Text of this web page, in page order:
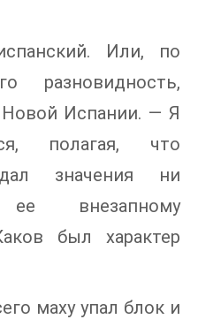
Или, по
разновидность,
Новой Испании. — Я
полагая, что
значения ни
внезапному
был характер
маху упал блок и